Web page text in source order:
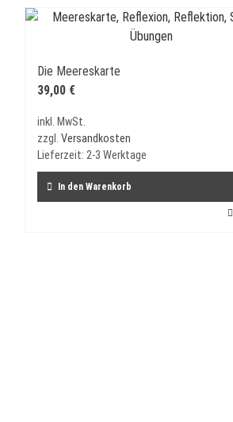
Die Meereskarte
39,00 €
inkl. MwSt.
zzgl. Versandkosten
Lieferzeit: 2-3 Werktage
In den Warenkorb